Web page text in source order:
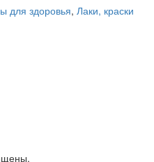
для здоровья, Лаки, краски